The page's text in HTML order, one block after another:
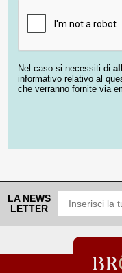
Nel caso si necessiti di
informativo relativo al
che verranno fornite via
LA NEWS
LETTER